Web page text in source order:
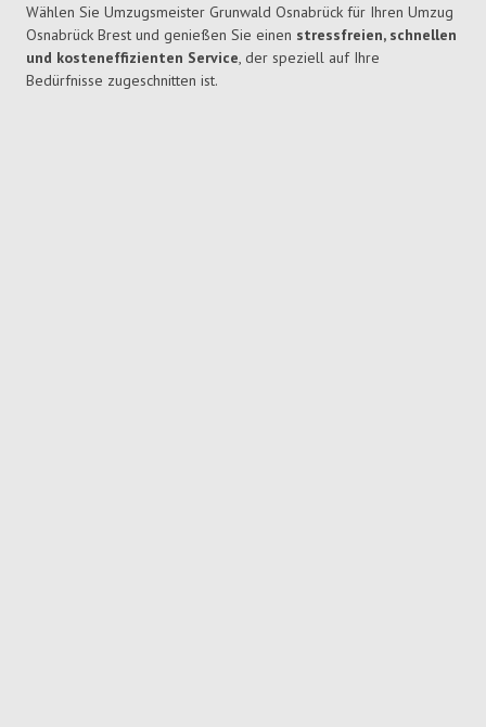
Wählen Sie Umzugsmeister Grunwald Osnabrück für Ihren Umzug
Osnabrück Brest und genießen Sie einen stressfreien, schnellen
und kosteneffizienten Service, der speziell auf Ihre
Bedürfnisse zugeschnitten ist.